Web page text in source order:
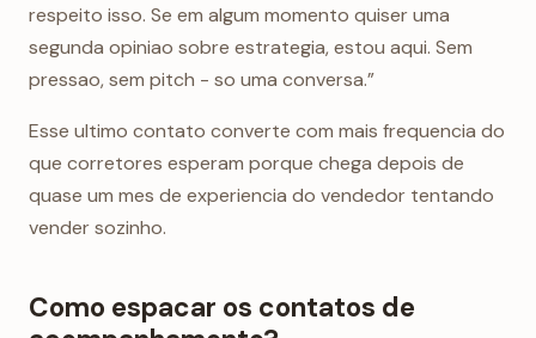
respeito isso. Se em algum momento quiser uma
segunda opiniao sobre estrategia, estou aqui. Sem
pressao, sem pitch - so uma conversa.”
Esse ultimo contato converte com mais frequencia do
que corretores esperam porque chega depois de
quase um mes de experiencia do vendedor tentando
vender sozinho.
Como espacar os contatos de